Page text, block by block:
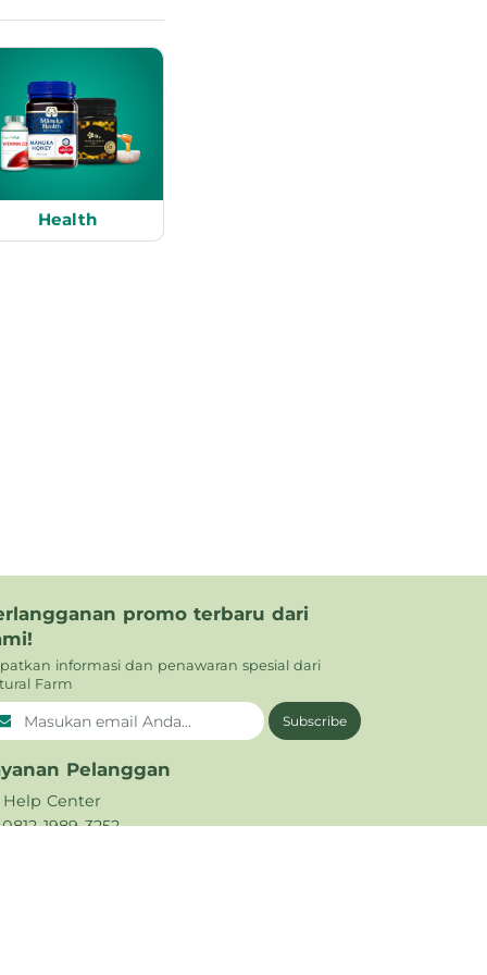
Health
promo terbaru dari
informasi dan penawaran spesial dari
Farm
Subscribe
Pelanggan
Help Center
0812-1989-3252